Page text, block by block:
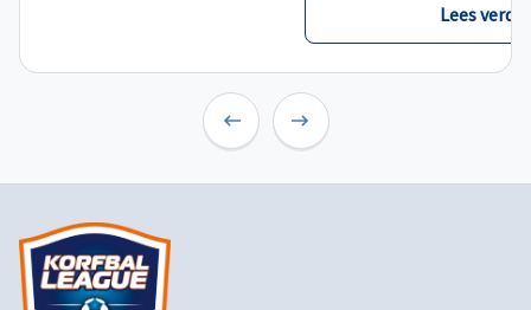
Lees verder